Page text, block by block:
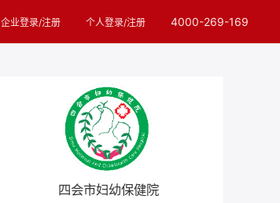
企业登录/注册 个人登录/注册 4000-269-169
四会市妇幼保健院